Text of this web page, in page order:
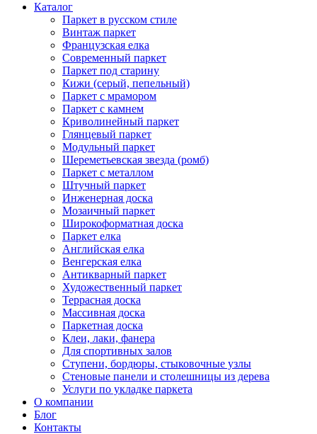
Каталог
Паркет в русском стиле
Винтаж паркет
Французская елка
Современный паркет
Паркет под старину
Кижи (серый, пепельный)
Паркет с мрамором
Паркет с камнем
Криволинейный паркет
Глянцевый паркет
Модульный паркет
Шереметьевская звезда (ромб)
Паркет с металлом
Штучный паркет
Инженерная доска
Мозаичный паркет
Широкоформатная доска
Паркет елка
Английская елка
Венгерская елка
Антикварный паркет
Художественный паркет
Террасная доска
Массивная доска
Паркетная доска
Клеи, лаки, фанера
Для спортивных залов
Ступени, бордюры, стыковочные узлы
Стеновые панели и столешницы из дерева
Услуги по укладке паркета
О компании
Блог
Контакты